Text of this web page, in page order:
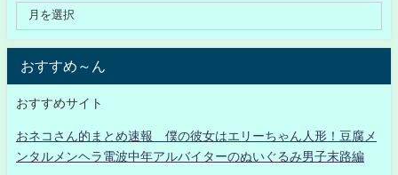
おすすめ～ん
おすすめサイト
おネコさん的まとめ速報 僕の彼女はエリーちゃん人形！豆腐メ
ンタルメンヘラ電波中年アルバイターのぬいぐるみ男子末路編